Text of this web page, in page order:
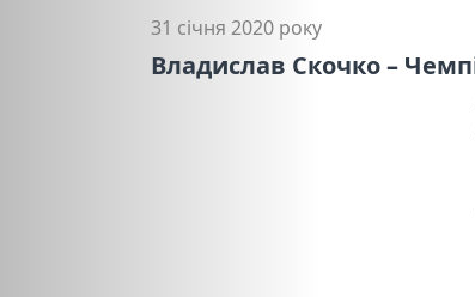
31 січня 2020 року
Владислав Скочко –